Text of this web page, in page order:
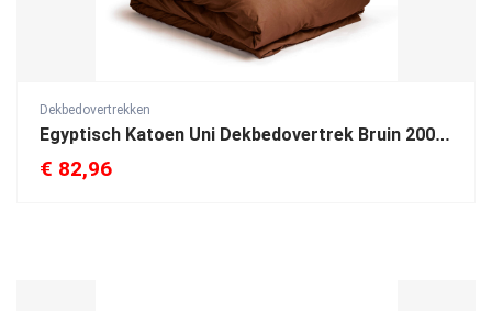
Dekbedovertrekken
Egyptisch Katoen Uni Dekbedovertrek Bruin 200 x 200/260
€ 82,96